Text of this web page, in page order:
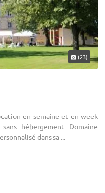
(23)
en semaine et en week
hébergement Domaine
dans sa ...